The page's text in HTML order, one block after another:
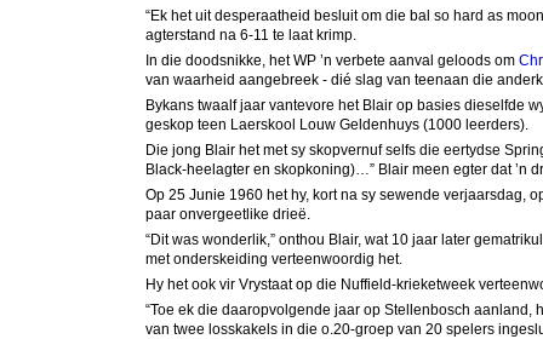
“Ek het uit desperaatheid besluit om die bal so hard as
agterstand na 6-11 te laat krimp.
In die doodsnikke, het WP ’n verbete aanval geloods om
van waarheid aangebreek - dié slag van teenaan die
Bykans twaalf jaar vantevore het Blair op basies dieselfde
geskop teen Laerskool Louw Geldenhuys (1000 leerders).
Die jong Blair het met sy skopvernuf selfs die eertydse
Black-heelagter en skopkoning)…” Blair meen egter dat ’n
Op 25 Junie 1960 het hy, kort na sy sewende verjaarsdag,
paar onvergeetlike drieë.
“Dit was wonderlik,” onthou Blair, wat 10 jaar later
met onderskeiding verteenwoordig het.
Hy het ook vir Vrystaat op die Nuffield-krieketweek
“Toe ek die daaropvolgende jaar op Stellenbosch aanland,
van twee losskakels in die o.20-groep van 20 spelers